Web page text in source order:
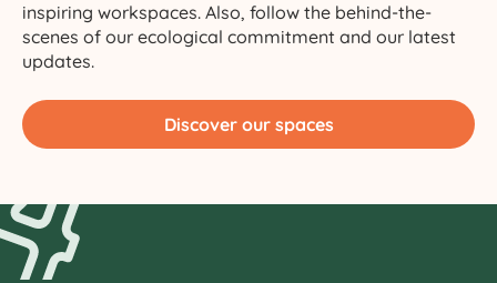
inspiring workspaces. Also, follow the behind-the-
scenes of our ecological commitment and our latest
updates.
Discover our spaces